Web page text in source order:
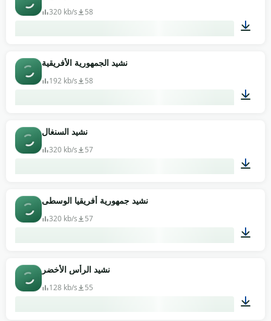
320 kb/s 58
نشيد الجمهورية الأفريقية
192 kb/s 58
نشيد السنغال
320 kb/s 57
نشيد جمهورية أفريقيا الوسطى
320 kb/s 57
نشيد الرأس الأخضر
128 kb/s 55